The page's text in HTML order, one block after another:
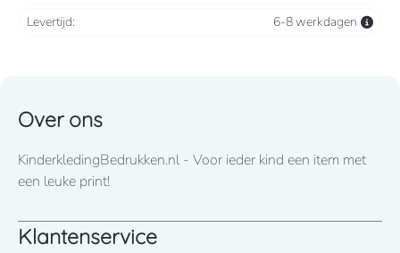
Levertijd:
6-8 werkdagen
Over ons
KinderkledingBedrukken.nl - Voor ieder kind een item met
een leuke print!
Klantenservice